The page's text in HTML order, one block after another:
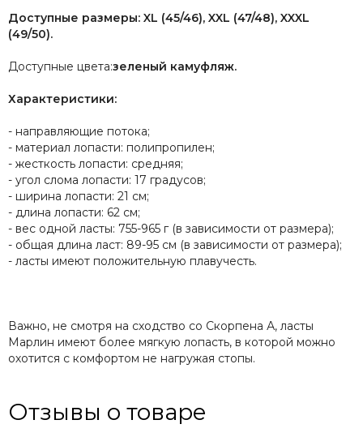
Доступные размеры: XL (45/46), XXL (47/48), XXXL
(49/50).
Доступные цвета:зеленый камуфляж.
Характеристики:
- направляющие потока;
- материал лопасти: полипропилен;
- жесткость лопасти: средняя;
- угол слома лопасти: 17 градусов;
- ширина лопасти: 21 см;
- длина лопасти: 62 см;
- вес одной ласты: 755-965 г (в зависимости от размера);
- общая длина ласт: 89-95 см (в зависимости от размера);
- ласты имеют положительную плавучесть.
Важно, не смотря на сходство со Скорпена А, ласты
Марлин имеют более мягкую лопасть, в которой можно
охотится с комфортом не нагружая стопы.
Отзывы о товаре